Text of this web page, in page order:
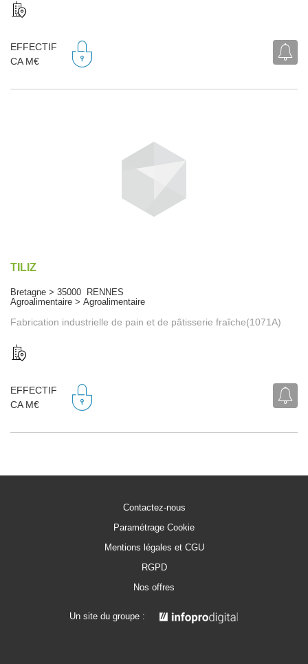
EFFECTIF
CA M€
TILIZ
Bretagne > 35000 RENNES
Agroalimentaire > Agroalimentaire
Fabrication industrielle de pain et de pâtisserie fraîche(1071A)
EFFECTIF
CA M€
Contactez-nous
Paramétrage Cookie
Mentions légales et CGU
RGPD
Nos offres
Un site du groupe :